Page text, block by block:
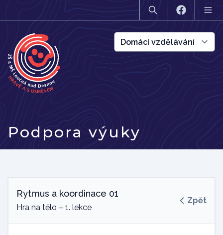
Podpora výuky
Rytmus a koordinace 01
Hra na tělo – 1. lekce
Zpět